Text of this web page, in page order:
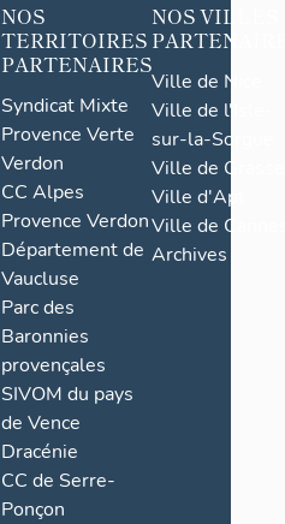
NOS
TERRITOIRES
PARTENAIRES
Syndicat Mixte
Provence Verte
Verdon
CC Alpes
Provence Verdon
Département de
Vaucluse
Parc des
Baronnies
provençales
SIVOM du pays
de Vence
Dracénie
CC de Serre-
Ponçon
NOS VILLES
Ville de Nice
Ville de l'Isle-
sur-la-Sorgue
Ville de Grasse
Ville d'Apt
Ville de
Archives